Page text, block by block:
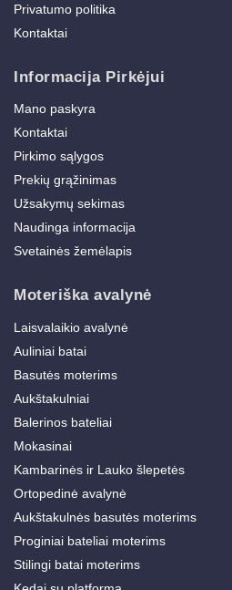
Privatumo politika
Kontaktai
Informacija Pirkėjui
Mano paskyra
Kontaktai
Pirkimo sąlygos
Prekių grąžinimas
Užsakymų sekimas
Naudinga informacija
Svetainės žemėlapis
Moteriška avalynė
Laisvalaikio avalynė
Auliniai batai
Basutės moterims
Aukštakulniai
Balerinos bateliai
Mokasinai
Kambarinės ir Lauko šlepetės
Ortopedinė avalynė
Aukštakulnės basutės moterims
Proginiai bateliai moterims
Stilingi batai moterims